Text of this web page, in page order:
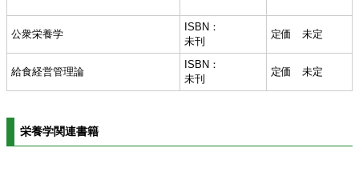
公衆栄養学
ISBN：
未刊
定価 未定
給食経営管理論
ISBN：
未刊
定価 未定
栄養学関連書籍